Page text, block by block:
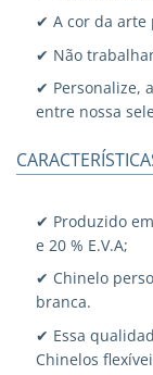
✔ A cor da arte
✔ Não
✔ Personalize,
entre nossa
✔ Produzido
e 20 % E.V.A;
✔ Chinelo
branca.
✔ Essa
Chinelos